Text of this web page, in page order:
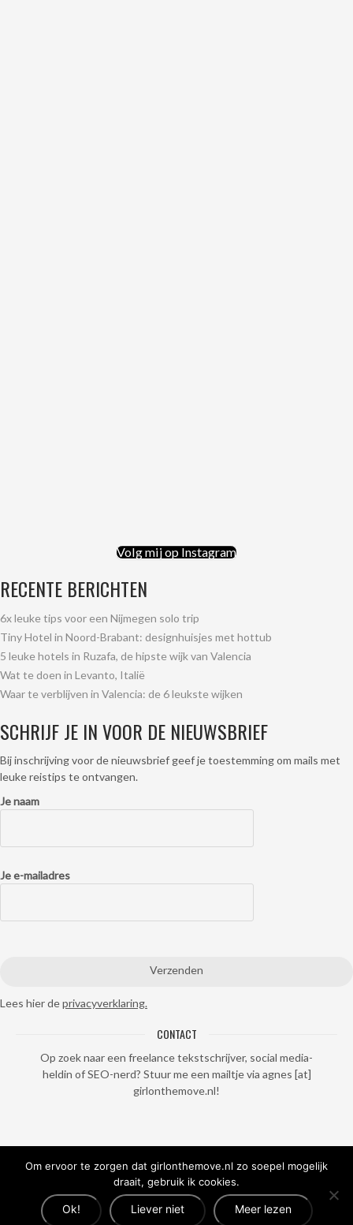
Volg mij op Instagram
RECENTE BERICHTEN
6x leuke tips voor een Nijmegen solo trip
Tiny Hotel in Noord-Brabant: designhuisjes met hottub
5 leuke hotels in Ruzafa, de hipste wijk van Valencia
Wat te doen in Levanto, Italië
Waar te verblijven in Valencia: de 6 leukste wijken
SCHRIJF JE IN VOOR DE NIEUWSBRIEF
Bij inschrijving voor de nieuwsbrief geef je toestemming om mails met
leuke reistips te ontvangen.
Je naam
Je e-mailadres
Lees hier deprivacyverklaring.
CONTACT
Op zoek naar een freelance tekstschrijver, social media-
heldin of SEO-nerd? Stuur me een mailtje via agnes [at]
girlonthemove.nl!
Om ervoor te zorgen dat girlonthemove.nl zo soepel mogelijk
draait, gebruik ik cookies.
Ok! Liever niet Meer lezen